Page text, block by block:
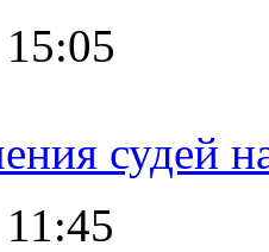
судей